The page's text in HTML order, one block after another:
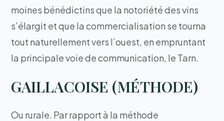
moines bénédictins que la notoriété des vins
s’élargit et que la commercialisation se tourna
tout naturellement vers l’ouest, en empruntant
la principale voie de communication, le Tarn.
GAILLACOISE (MÉTHODE)
Ou rurale. Par rapport à la méthode